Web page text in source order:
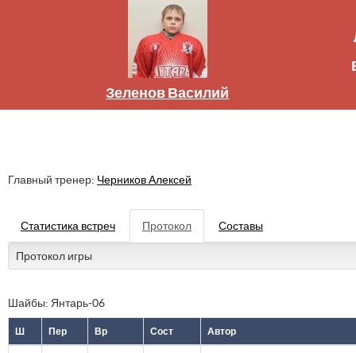
Зеленов Василий
Главный тренер: Черников Алексей
Статистика встреч Протокол Составы
Протокол игры
Шайбы: Янтарь-06
Ш Пер Вр Сост Автор